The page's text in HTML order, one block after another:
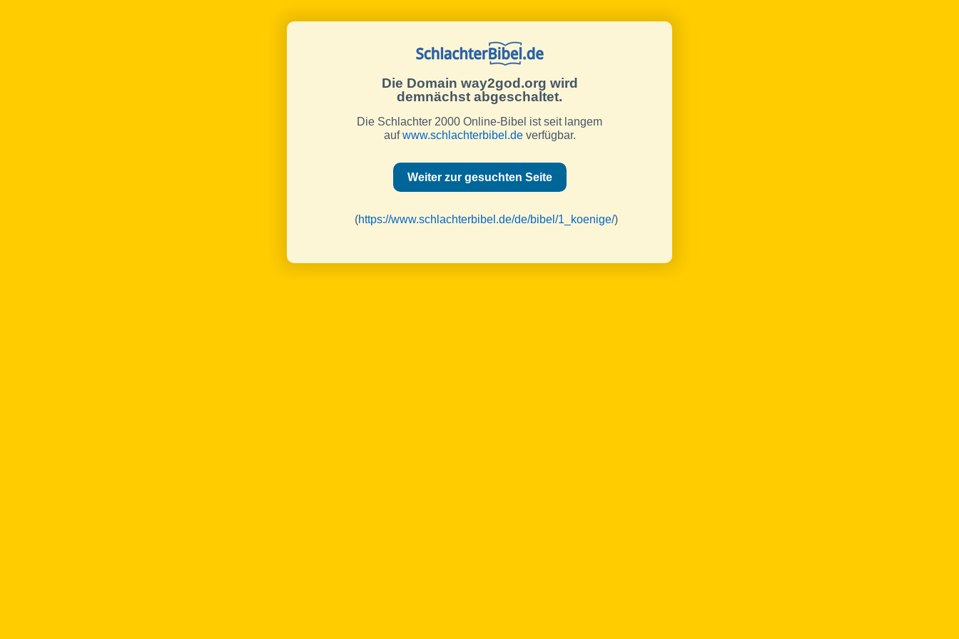
Die Domain way2god.org wird
demnächst abgeschaltet.
Die Schlachter 2000 Online-Bibel ist seit langem
aufwww.schlachterbibel.deverfügbar.
Weiter zur gesuchten Seite
(https://www.schlachterbibel.de/de/bibel/1_koenige/)